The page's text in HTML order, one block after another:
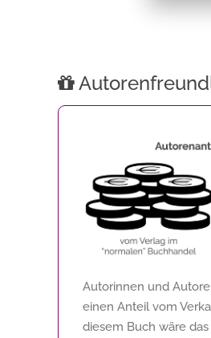
Autorinnen und
einen Anteil vom
diesem Buch wäre